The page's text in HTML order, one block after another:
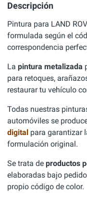
Descripción
Pintura para LAND
formulada según el
correspondencia
La pintura metalizada
para retoques,
restaurar tu vehículo
Todas nuestras
automóviles se
digital para garantizar
formulación original.
Se trata de productos
elaboradas bajo
propio código de color.